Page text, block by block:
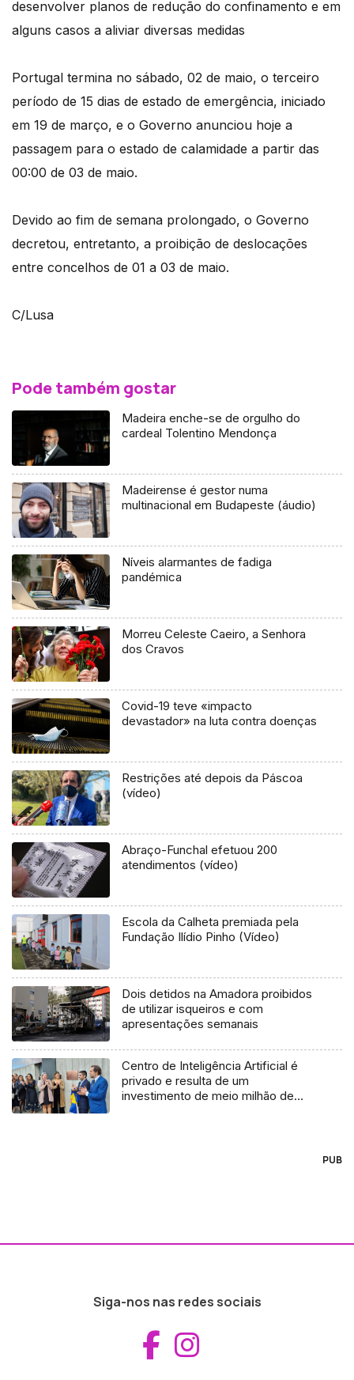
desenvolver planos de redução do confinamento e em
alguns casos a aliviar diversas medidas
Portugal termina no sábado, 02 de maio, o terceiro
período de 15 dias de estado de emergência, iniciado
em 19 de março, e o Governo anunciou hoje a
passagem para o estado de calamidade a partir das
00:00 de 03 de maio.
Devido ao fim de semana prolongado, o Governo
decretou, entretanto, a proibição de deslocações
entre concelhos de 01 a 03 de maio.
C/Lusa
Pode também gostar
Madeira enche-se de orgulho do
cardeal Tolentino Mendonça
Madeirense é gestor numa
multinacional em Budapeste (áudio)
Níveis alarmantes de fadiga
pandémica
Morreu Celeste Caeiro, a Senhora
dos Cravos
Covid-19 teve «impacto
devastador» na luta contra doenças
Restrições até depois da Páscoa
(vídeo)
Abraço-Funchal efetuou 200
atendimentos (vídeo)
Escola da Calheta premiada pela
Fundação Ilídio Pinho (Vídeo)
Dois detidos na Amadora proibidos
de utilizar isqueiros e com
apresentações semanais
Centro de Inteligência Artificial é
privado e resulta de um
investimento de meio milhão de
PUB
Siga-nos nas redes sociais
Aceder ao